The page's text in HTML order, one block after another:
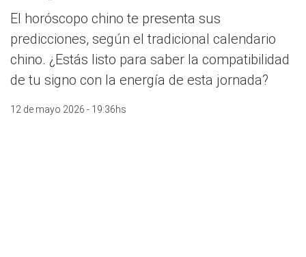
El horóscopo chino te presenta sus
predicciones, según el tradicional calendario
chino. ¿Estás listo para saber la compatibilidad
de tu signo con la energía de esta jornada?
12 de mayo 2026 - 19:36hs